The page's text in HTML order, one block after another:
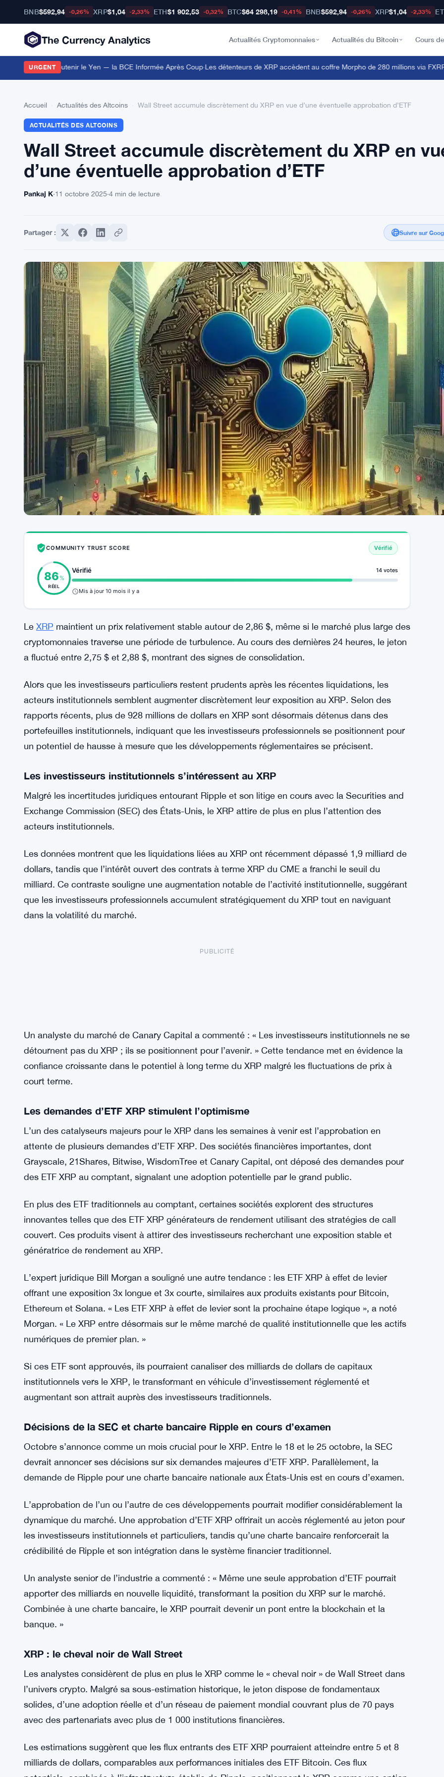
BNB$592,94 -0,26% XRP$1,04 -2,33% ETH$1 902,53 -0,32% BTC$64 298,19 -0,41% BNB$592,94 -0,26% XRP$1,04 -2,33%
The Currency Analytics Actualités Cryptomonnaies Actualités du Bitcoin Cours
URGENT
Euros pour Soutenir le Yen — la BCE Informée Après Coup·Les détenteurs de XRP accèdent au coffre Morpho de 280 millions via FXRP
Accueil Actualités des Altcoins Wall Street accumule discrètement du XRP en vue d’une éventuelle approbation d’ETF
ACTUALITÉS DES ALTCOINS
Wall Street accumule discrètement du XRP en
d’une éventuelle approbation d’ETF
Pankaj K·11 octobre 2025·4 min de lecture
Partager : Suivre sur
COMMUNITY TRUST SCORE Vérifié
86 %
RÉEL
Vérifié 14 votes
Mis à jour 10 mois il y a
Le XRP maintient un prix relativement stable autour de 2,86 $, même si le marché plus large des
cryptomonnaies traverse une période de turbulence. Au cours des dernières 24 heures, le jeton
a fluctué entre 2,75 $ et 2,88 $, montrant des signes de consolidation.
Alors que les investisseurs particuliers restent prudents après les récentes liquidations, les
acteurs institutionnels semblent augmenter discrètement leur exposition au XRP. Selon des
rapports récents, plus de 928 millions de dollars en XRP sont désormais détenus dans des
portefeuilles institutionnels, indiquant que les investisseurs professionnels se positionnent pour
un potentiel de hausse à mesure que les développements réglementaires se précisent.
Les investisseurs institutionnels s’intéressent au XRP
Malgré les incertitudes juridiques entourant Ripple et son litige en cours avec la Securities and
Exchange Commission (SEC) des États-Unis, le XRP attire de plus en plus l’attention des
acteurs institutionnels.
Les données montrent que les liquidations liées au XRP ont récemment dépassé 1,9 milliard de
dollars, tandis que l’intérêt ouvert des contrats à terme XRP du CME a franchi le seuil du
milliard. Ce contraste souligne une augmentation notable de l’activité institutionnelle, suggérant
que les investisseurs professionnels accumulent stratégiquement du XRP tout en naviguant
dans la volatilité du marché.
PUBLICITÉ
Les demandes d’ETF XRP stimulent l’optimisme
L’un des catalyseurs majeurs pour le XRP dans les semaines à venir est l’approbation en
attente de plusieurs demandes d’ETF XRP. Des sociétés financières importantes, dont
des ETF XRP au comptant, signalant une adoption potentielle par le grand public.
En plus des ETF traditionnels au comptant, certaines sociétés explorent des structures
innovantes telles que des ETF XRP générateurs de rendement utilisant des stratégies de call
couvert. Ces produits visent à attirer des investisseurs recherchant une exposition stable et
L’expert juridique Bill Morgan a souligné une autre tendance : les ETF XRP à effet de levier
offrant une exposition 3x longue et 3x courte, similaires aux produits existants pour Bitcoin,
Morgan. « Le XRP entre désormais sur le même marché de qualité institutionnelle que les actifs
numériques de premier plan. »
Si ces ETF sont approuvés, ils pourraient canaliser des milliards de dollars de capitaux
augmentant son attrait auprès des investisseurs traditionnels.
Décisions de la SEC et charte bancaire Ripple en cours d’examen
Octobre s’annonce comme un mois crucial pour le XRP. Entre le 18 et le 25 octobre, la SEC
demande de Ripple pour une charte bancaire nationale aux États-Unis est en cours d’examen.
L’approbation de l’un ou l’autre de ces développements pourrait modifier considérablement la
dynamique du marché. Une approbation d’ETF XRP offrirait un accès réglementé au jeton pour
crédibilité de Ripple et son intégration dans le système financier traditionnel.
XRP : le cheval noir de Wall Street